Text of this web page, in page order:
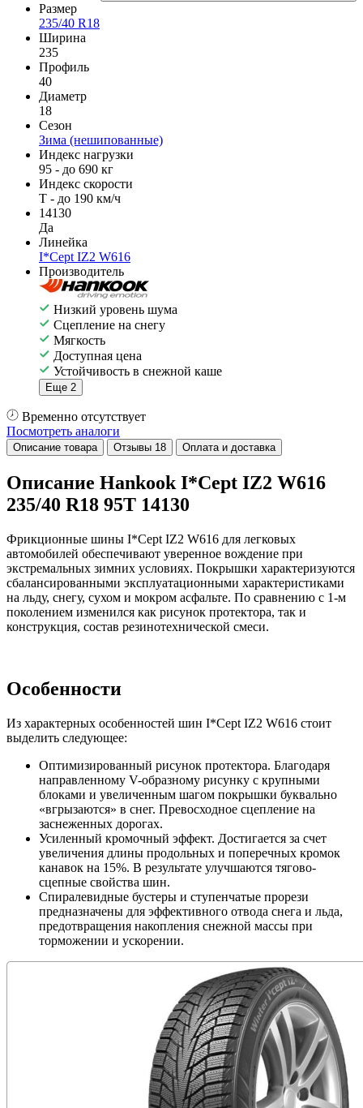
Размер
235/40 R18
Ширина
235
Профиль
40
Диаметр
18
Сезон
Зима (нешипованные)
Индекс нагрузки
95 - до 690 кг
Индекс скорости
T - до 190 км/ч
14130
Да
Линейка
I*Cept IZ2 W616
Производитель
Низкий уровень шума
Сцепление на снегу
Мягкость
Доступная цена
Устойчивость в снежной каше
Еще 2
Временно отсутствует
Посмотреть аналоги
Описание товара Отзывы 18 Оплата и доставка
Описание Hankook I*Cept IZ2 W616
235/40 R18 95T 14130
Фрикционные шины I*Cept IZ2 W616 для легковых
автомобилей обеспечивают уверенное вождение при
экстремальных зимних условиях. Покрышки характеризуются
сбалансированными эксплуатационными характеристиками
на льду, снегу, сухом и мокром асфальте. По сравнению с 1-м
поколением изменился как рисунок протектора, так и
конструкция, состав резинотехнической смеси.
Особенности
Из характерных особенностей шин I*Cept IZ2 W616 стоит
выделить следующее:
Оптимизированный рисунок протектора. Благодаря
направленному V-образному рисунку с крупными
блоками и увеличенным шагом покрышки буквально
«вгрызаются» в снег. Превосходное сцепление на
заснеженных дорогах.
Усиленный кромочный эффект. Достигается за счет
увеличения длины продольных и поперечных кромок
канавок на 15%. В результате улучшаются тягово-
сцепные свойства шин.
Спиралевидные бустеры и ступенчатые прорези
предназначены для эффективного отвода снега и льда,
предотвращения накопления снежной массы при
торможении и ускорении.